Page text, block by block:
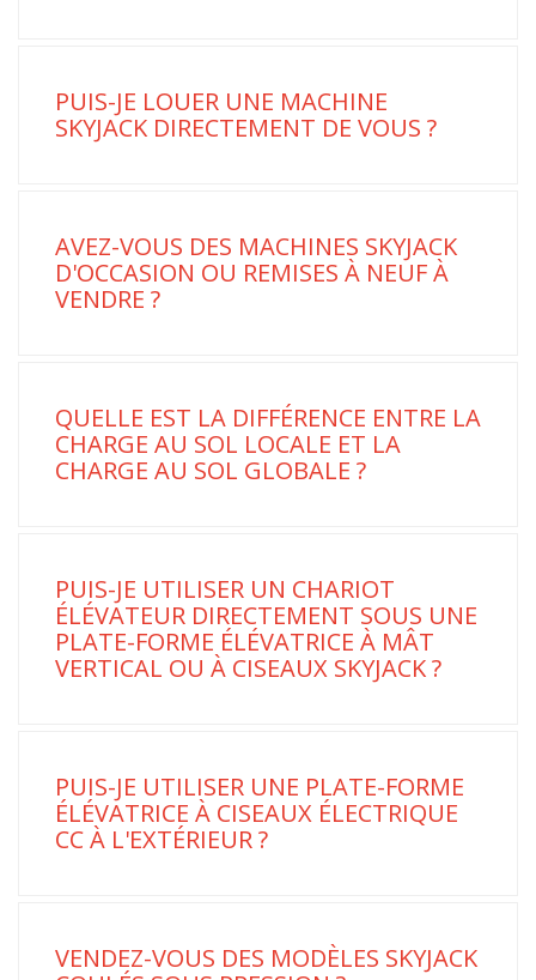
PUIS-JE LOUER UNE MACHINE
SKYJACK DIRECTEMENT DE VOUS ?
AVEZ-VOUS DES MACHINES SKYJACK
D'OCCASION OU REMISES À NEUF À
VENDRE ?
QUELLE EST LA DIFFÉRENCE ENTRE LA
CHARGE AU SOL LOCALE ET LA
CHARGE AU SOL GLOBALE ?
PUIS-JE UTILISER UN CHARIOT
ÉLÉVATEUR DIRECTEMENT SOUS UNE
PLATE-FORME ÉLÉVATRICE À MÂT
VERTICAL OU À CISEAUX SKYJACK ?
PUIS-JE UTILISER UNE PLATE-FORME
ÉLÉVATRICE À CISEAUX ÉLECTRIQUE
CC À L'EXTÉRIEUR ?
VENDEZ-VOUS DES MODÈLES SKYJACK